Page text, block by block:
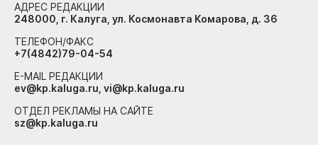
АДРЕС РЕДАКЦИИ
248000, г. Калуга, ул. Космонавта Комарова, д. 36
ТЕЛЕФОН/ФАКС
+7(4842)79-04-54
E-MAIL РЕДАКЦИИ
ev@kp.kaluga.ru, vi@kp.kaluga.ru
ОТДЕЛ РЕКЛАМЫ НА САЙТЕ
sz@kp.kaluga.ru